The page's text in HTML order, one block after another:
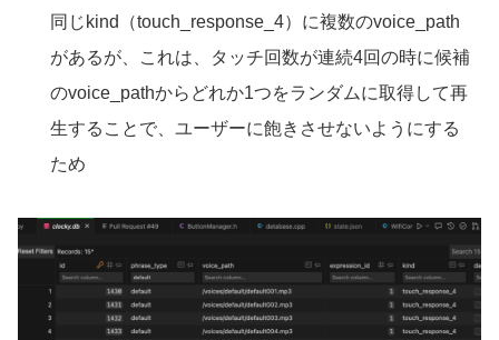
同じkind（touch_response_4）に複数のvoice_path
があるが、これは、タッチ回数が連続4回の時に候補
のvoice_pathからどれか1つをランダムに取得して再
生することで、ユーザーに飽きさせないようにする
ため